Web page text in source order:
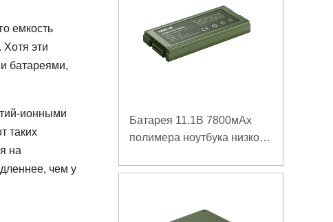
емкость
Хотя эти
батареями,
ионными
таких
на
чем у
Батарея 11.1В 7800мАх
полимера ноутбука низкой
плотности энергии